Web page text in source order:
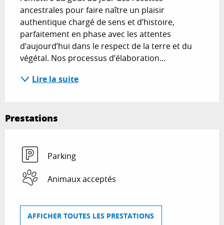
ancestrales pour faire naître un plaisir
authentique chargé de sens et d’histoire,
parfaitement en phase avec les attentes
d’aujourd’hui dans le respect de la terre et du
végétal. Nos processus d’élaboration...
Lire la suite
Prestations
Parking
Animaux acceptés
AFFICHER TOUTES LES PRESTATIONS